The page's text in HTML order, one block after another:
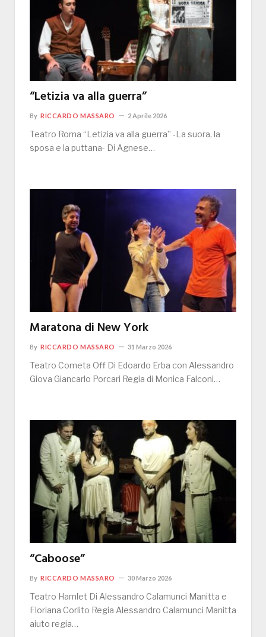
“Letizia va alla guerra”
By RICCARDO MASSARO 2 Aprile 2026
Teatro Roma “Letizia va alla guerra” -La suora, la
sposa e la puttana- Di Agnese…
Maratona di New York
By RICCARDO MASSARO 31 Marzo 2026
Teatro Cometa Off Di Edoardo Erba con Alessandro
Giova Giancarlo Porcari Regia di Monica Falconi…
“Caboose”
By RICCARDO MASSARO 30 Marzo 2026
Teatro Hamlet Di Alessandro Calamunci Manitta e
Floriana Corlito Regia Alessandro Calamunci Manitta
aiuto regia…